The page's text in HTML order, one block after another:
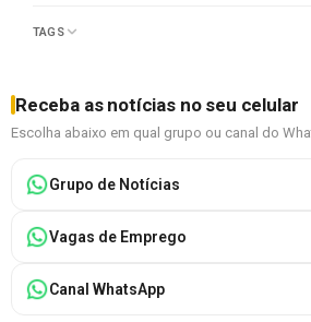
TAGS
Receba as notícias no seu celular
Escolha abaixo em qual grupo ou canal do
Grupo de Notícias
Vagas de Emprego
Canal WhatsApp